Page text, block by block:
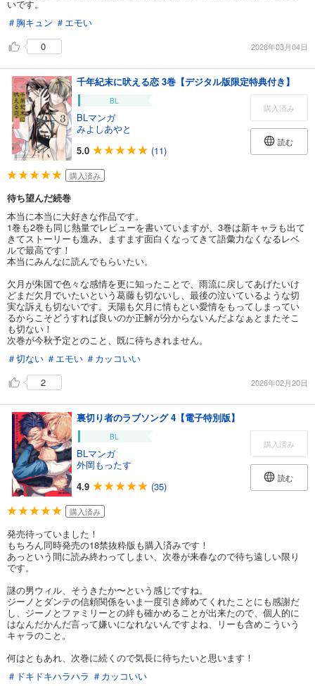
いです。
＃胸キュン ＃エモい
0
2026年03月04日
千年紀末に吠える恋 3巻【デジタル版限定特典付き】
BL
BLマンガ
みよしあやと
5.0
(11)
購入済み
読む
購入済み
待ち望んだ続巻
本当に本当に大好きな作品です。
1巻も2巻も同じ熱量でレビューを書いていますが、3巻は新キャラも出て
きてストーリーも進み、ますます面白くなってきて語彙力なくなるレベ
ルで最高です！
本当にみんなに読んでもらいたい。
欠月が朱国で色々な感情を更に知ったことで、雨流に戻してあげたいけ
どまだ欠月でいたいという葛藤も切ないし、最後の泣いているような切
実な訴えも切ないです。天陽も欠月に情もとい愛情をもってしまってい
るからこそどうすれば良いのか正解が分からないんだよなぁとまたそこ
も切ない！
次巻が今秋予定とのこと、既に待ちきれません。
＃切ない ＃エモい ＃カッコいい
2
2026年02月20日
裏切り者のラブソング 4【電子特別版】
BL
BLマンガ
外岡もったす
4.9
(35)
購入済み
読む
購入済み
発売待っていました！
もちろん同時発売の18禁抜粋版も購入済みです！
あっという間に読み終わってしまい、次巻が来春なので待ち遠しい限り
です。
謎の男ウィル、そうきたか〜という感じですね。
ジーノとダンテの信頼関係をいま一度引き締めてくれたことにも感謝だ
し、ジーノとファミリーとの絆も確かめることが出来たので、個人的に
はなんだかんだ言って嫌いになれないんですよね、リーも含めこういう
キャラのこと。
何はともあれ、次巻に続くので気長に待ちたいと思います！
＃ドキドキハラハラ ＃カッコいい